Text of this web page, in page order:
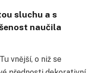
sluchu a s
naučila
vnější, o niž se